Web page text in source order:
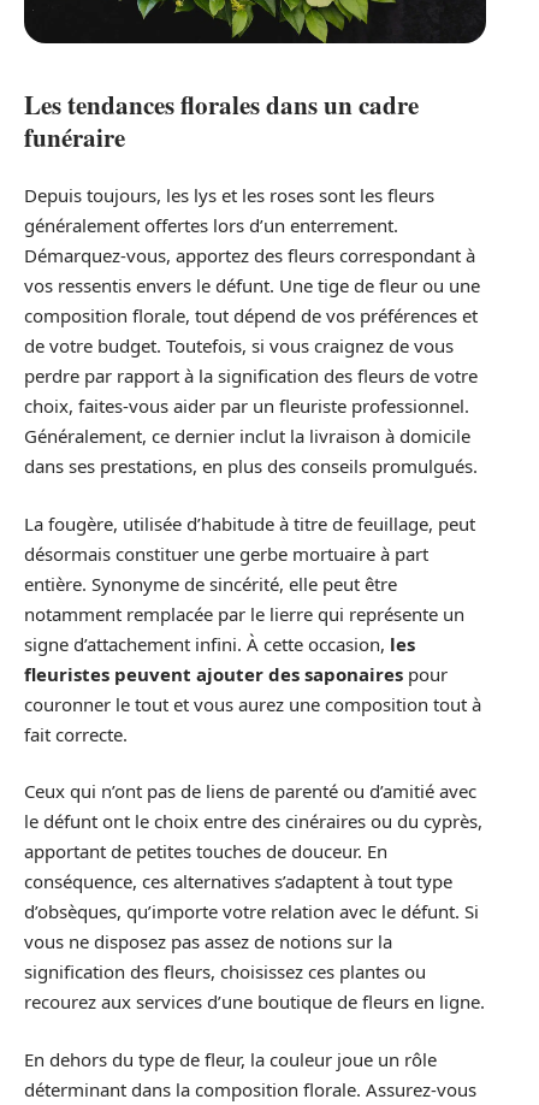
Les tendances florales dans un cadre
funéraire
Depuis toujours, les lys et les roses sont les fleurs
généralement offertes lors d’un enterrement.
Démarquez-vous, apportez des fleurs correspondant à
vos ressentis envers le défunt. Une tige de fleur ou une
composition florale, tout dépend de vos préférences et
de votre budget. Toutefois, si vous craignez de vous
perdre par rapport à la signification des fleurs de votre
choix, faites-vous aider par un fleuriste professionnel.
Généralement, ce dernier inclut la livraison à domicile
dans ses prestations, en plus des conseils promulgués.
La fougère, utilisée d’habitude à titre de feuillage, peut
désormais constituer une gerbe mortuaire à part
entière. Synonyme de sincérité, elle peut être
notamment remplacée par le lierre qui représente un
signe d’attachement infini. À cette occasion, les
fleuristes peuvent ajouter des saponaires pour
couronner le tout et vous aurez une composition tout à
fait correcte.
Ceux qui n’ont pas de liens de parenté ou d’amitié avec
le défunt ont le choix entre des cinéraires ou du cyprès,
apportant de petites touches de douceur. En
conséquence, ces alternatives s’adaptent à tout type
d’obsèques, qu’importe votre relation avec le défunt. Si
vous ne disposez pas assez de notions sur la
signification des fleurs, choisissez ces plantes ou
recourez aux services d’une boutique de fleurs en ligne.
En dehors du type de fleur, la couleur joue un rôle
déterminant dans la composition florale. Assurez-vous